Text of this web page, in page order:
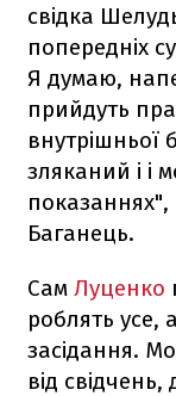
свідка
попередніх
Я думаю,
прийдуть
внутрішньої
зляканий і і
показаннях",
Баганець.
Сам Луценко
роблять усе,
засідання.
від